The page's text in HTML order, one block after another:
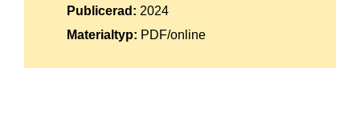
Publicerad: 2024
Materialtyp: PDF/online